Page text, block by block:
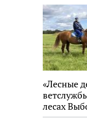
«Лесные
лесах